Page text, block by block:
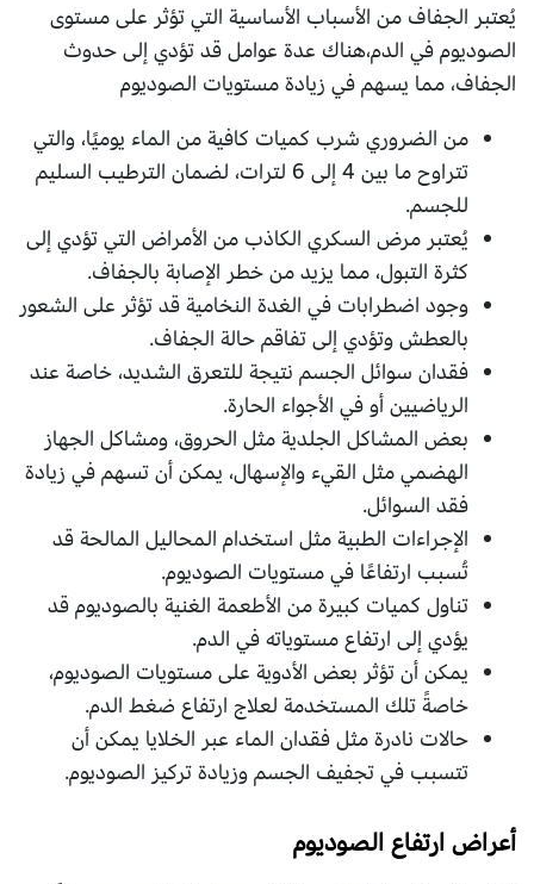
يُعتبر الجفاف من الأسباب الأساسية التي تؤثر على مستوى
الصوديوم في الدم،هناك عدة عوامل قد تؤدي إلى حدوث
الجفاف، مما يسهم في زيادة مستويات الصوديوم
من الضروري شرب كميات كافية من الماء يوميًا، والتي
تتراوح ما بين 4 إلى 6 لترات، لضمان الترطيب السليم
للجسم.
يُعتبر مرض السكري الكاذب من الأمراض التي تؤدي إلى
كثرة التبول، مما يزيد من خطر الإصابة بالجفاف.
وجود اضطرابات في الغدة النخامية قد تؤثر على الشعور
بالعطش وتؤدي إلى تفاقم حالة الجفاف.
فقدان سوائل الجسم نتيجة للتعرق الشديد، خاصة عند
الرياضيين أو في الأجواء الحارة.
بعض المشاكل الجلدية مثل الحروق، ومشاكل الجهاز
الهضمي مثل القيء والإسهال، يمكن أن تسهم في زيادة
فقد السوائل.
الإجراءات الطبية مثل استخدام المحاليل المالحة قد
تُسبب ارتفاعًا في مستويات الصوديوم.
تناول كميات كبيرة من الأطعمة الغنية بالصوديوم قد
يؤدي إلى ارتفاع مستوياته في الدم.
يمكن أن تؤثر بعض الأدوية على مستويات الصوديوم،
خاصةً تلك المستخدمة لعلاج ارتفاع ضغط الدم.
حالات نادرة مثل فقدان الماء عبر الخلايا يمكن أن
تتسبب في تجفيف الجسم وزيادة تركيز الصوديوم.
أعراض ارتفاع الصوديوم